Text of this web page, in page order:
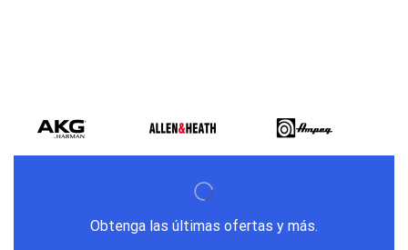
Obtenga las últimas ofertas y más.